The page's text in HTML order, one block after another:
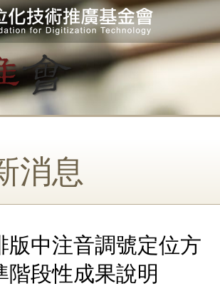
消息
版中注音調號定位方
階段性成果說明